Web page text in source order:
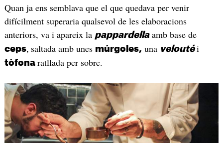
Quan ja ens semblava que el que quedava per venir
difícilment superaria qualsevol de les elaboracions
anteriors, va i apareix la pappardellaamb base de
ceps, saltada amb unes múrgoles, una veloutéi
tòfona ratllada per sobre.